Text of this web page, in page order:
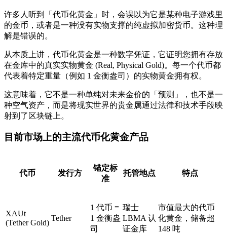
许多人听到「代币化黄金」时，会误以为它是某种电子游戏里
的金币，或者是一种没有实物支撑的纯虚拟加密货币。这种理
解是错误的。
从本质上讲，代币化黄金是一种数字凭证，它证明您拥有存放
在金库中的真实实物黄金 (Real, Physical Gold)。每一个代币都
代表着特定重量（例如 1 金衡盎司）的实物黄金拥有权。
这意味着，它不是一种单纯对未来金价的「预测」，也不是一
种空气资产，而是将现实世界的贵金属通过法律和技术手段映
射到了区块链上。
目前市场上的主流代币化黄金产品
代币 发行方
锚定标
准
托管地点 特点
XAUt
(Tether Gold)
Tether
1 代币 =
1 金衡盎
司
瑞士
LBMA 认
证金库
市值最大的代币
化黄金，储备超
148 吨